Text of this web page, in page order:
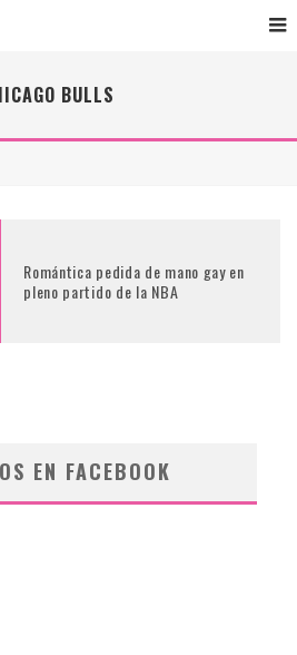
BULLS
Romántica pedida de mano gay en
pleno partido de la NBA
EN FACEBOOK